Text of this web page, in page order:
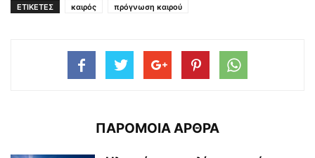
ΕΤΙΚΕΤΕΣ καιρός πρόγνωση καιρού
ΠΑΡΟΜΟΙΑ ΑΡΘΡΑ